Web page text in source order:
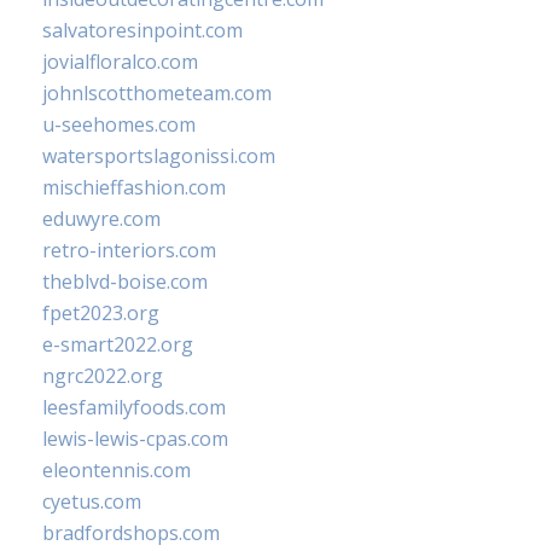
salvatoresinpoint.com
jovialfloralco.com
johnlscotthometeam.com
u-seehomes.com
watersportslagonissi.com
mischieffashion.com
eduwyre.com
retro-interiors.com
theblvd-boise.com
fpet2023.org
e-smart2022.org
ngrc2022.org
leesfamilyfoods.com
lewis-lewis-cpas.com
eleontennis.com
cyetus.com
bradfordshops.com